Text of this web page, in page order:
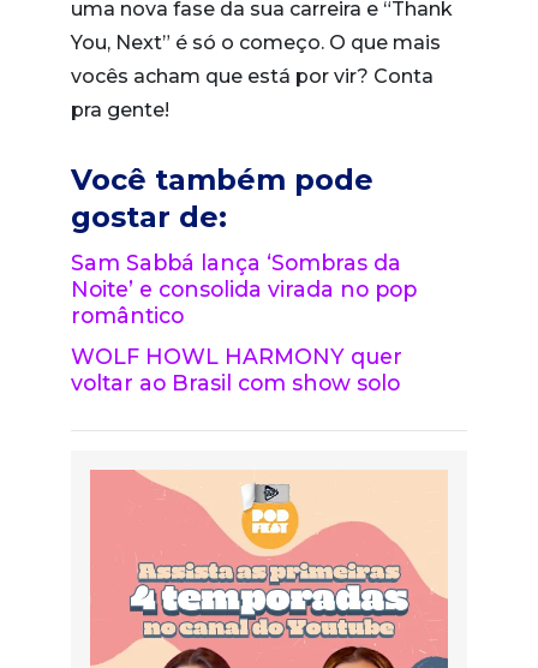
uma nova fase da sua carreira e “Thank
You, Next” é só o começo. O que mais
vocês acham que está por vir? Conta
pra gente!
Você também pode
gostar de:
Sam Sabbá lança ‘Sombras da
Noite’ e consolida virada no pop
romântico
WOLF HOWL HARMONY quer
voltar ao Brasil com show solo